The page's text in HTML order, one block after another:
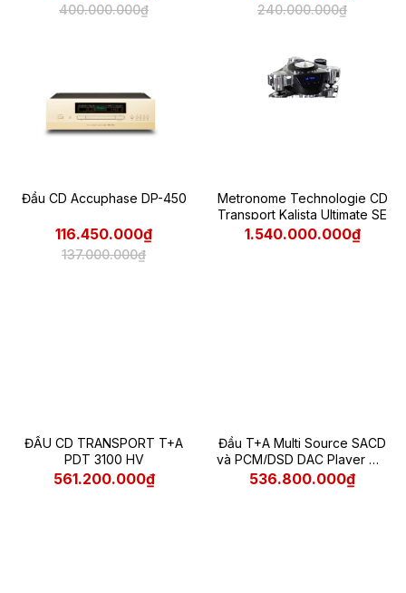
400.000.000₫ 240.000.000₫
Đầu CD Accuphase DP-450
116.450.000₫
137.000.000₫
Metronome Technologie CD
Transport Kalista Ultimate SE
1.540.000.000₫
ĐẦU CD TRANSPORT T+A
PDT 3100 HV
561.200.000₫
Đầu T+A Multi Source SACD
và PCM/DSD DAC Player MP
3100 HV
536.800.000₫